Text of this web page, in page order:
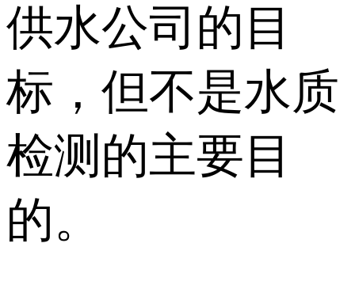
供水公司的目
标，但不是水质
检测的主要目
的。